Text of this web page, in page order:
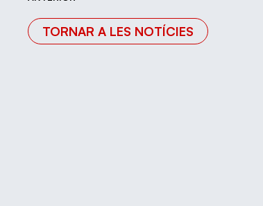
TORNAR A LES NOTÍCIES